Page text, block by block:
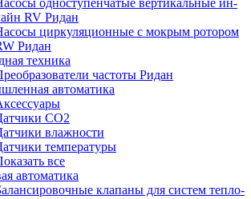
одноступенчатые вертикальные ин-
RV Ридан
циркуляционные с мокрым ротором
Ридан
техника
частоты Ридан
автоматика
CO2
влажности
температуры
все
автоматика
клапаны для систем тепло-